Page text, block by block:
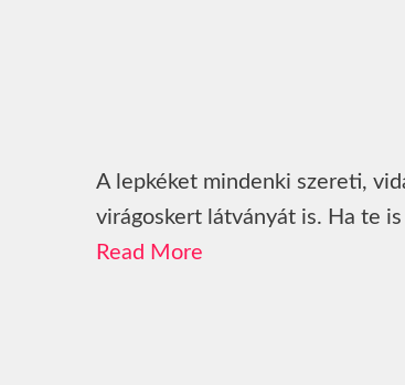
A lepkéket mindenki szereti,
virágoskert látványát is. Ha te
Read More